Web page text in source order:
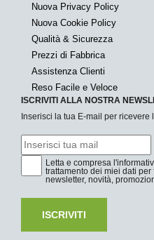
Nuova Privacy Policy
Nuova Cookie Policy
Qualità & Sicurezza
Prezzi di Fabbrica
Assistenza Clienti
Reso Facile e Veloce
ISCRIVITI ALLA NOSTRA
Inserisci la tua E-mail per ricevere
Letta e compresa
trattamento dei miei dati
newsletter, novità,
ISCRIVITI